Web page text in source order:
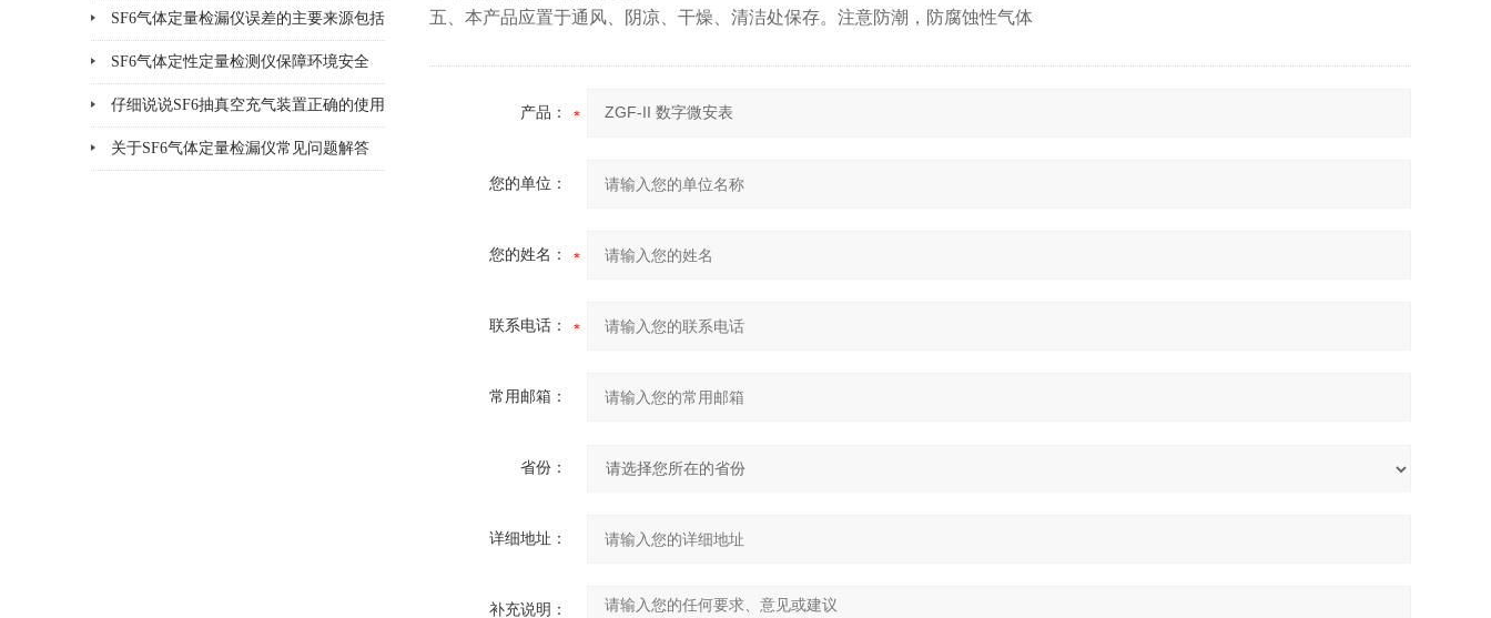
SF6气体定量检漏仪误差的主要来源包括
哪8个方面
SF6气体定性定量检测仪保障环境安全
仔细说说SF6抽真空充气装置正确的使用
方法
关于SF6气体定量检漏仪常见问题解答
五、本产品应置于通风、阴凉、干燥、清洁处保存。注意防潮，防腐蚀性气体
产品：
您的单位：
您的姓名：
联系电话：
常用邮箱：
省份：
详细地址：
补充说明：